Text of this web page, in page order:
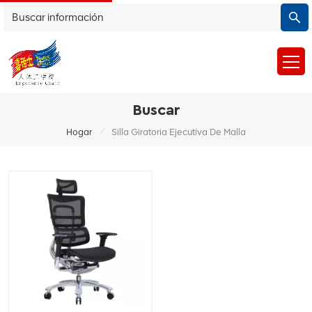
Buscar
Hogar / Silla Giratoria Ejecutiva De Malla